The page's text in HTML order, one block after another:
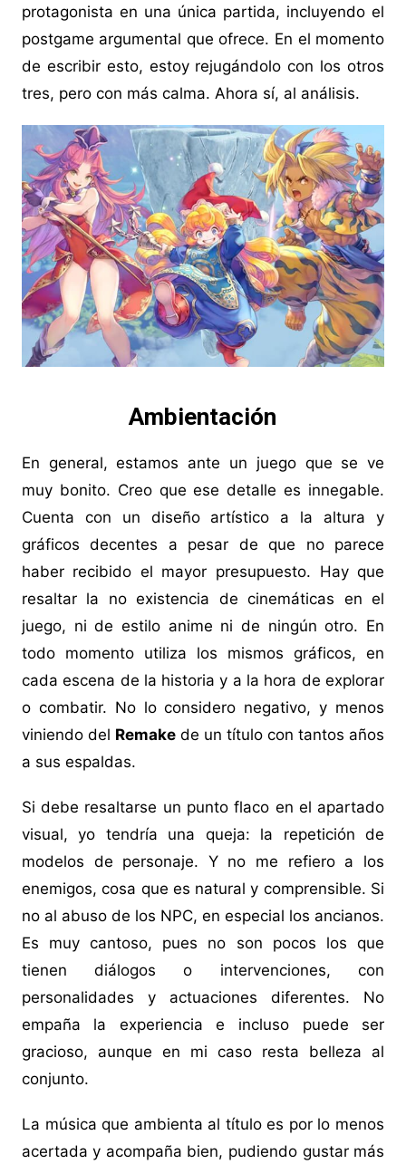
protagonista en una única partida, incluyendo el
postgame argumental que ofrece. En el momento
de escribir esto, estoy rejugándolo con los otros
tres, pero con más calma. Ahora sí, al análisis.
Ambientación
En general, estamos ante un juego que se ve
muy bonito. Creo que ese detalle es innegable.
Cuenta con un diseño artístico a la altura y
gráficos decentes a pesar de que no parece
haber recibido el mayor presupuesto. Hay que
resaltar la no existencia de cinemáticas en el
juego, ni de estilo anime ni de ningún otro. En
todo momento utiliza los mismos gráficos, en
cada escena de la historia y a la hora de explorar
o combatir. No lo considero negativo, y menos
viniendo del Remakede un título con tantos años
a sus espaldas.
Si debe resaltarse un punto flaco en el apartado
visual, yo tendría una queja: la repetición de
modelos de personaje. Y no me refiero a los
enemigos, cosa que es natural y comprensible. Si
no al abuso de los NPC, en especial los ancianos.
Es muy cantoso, pues no son pocos los que
tienen diálogos o intervenciones, con
personalidades y actuaciones diferentes. No
empaña la experiencia e incluso puede ser
gracioso, aunque en mi caso resta belleza al
conjunto.
La música que ambienta al título es por lo menos
acertada y acompaña bien, pudiendo gustar más